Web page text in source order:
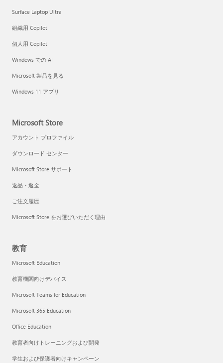
Surface Laptop Ultra
組織用 Copilot
個人用 Copilot
Windows での AI
Microsoft 製品を見る
Windows 11 アプリ
Microsoft Store
アカウント プロファイル
ダウンロード センター
Microsoft Store サポート
返品・返金
ご注文履歴
Microsoft Store をお選びいただく理由
教育
Microsoft Education
教育機関向けデバイス
Microsoft Teams for Education
Microsoft 365 Education
Office Education
教育者向けトレーニングおよび開発
学生および保護者向けキャンペーン